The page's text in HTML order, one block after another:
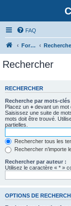
FAQ
Forum
Rechercher
RECHERCHER
Recherche par mots-clés
Placez un + devant un mot
Saisissez une suite de
mots doit être trouvé.
partielles.
Rechercher tous les
Rechercher n’importe
Rechercher par auteur :
Utilisez le caractère « * »
OPTIONS DE